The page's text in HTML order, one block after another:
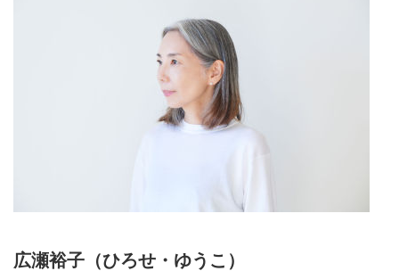
広瀬裕子（ひろせ・ゆうこ）